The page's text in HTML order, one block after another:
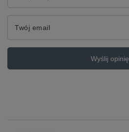
Twój email
Wyślij opinię